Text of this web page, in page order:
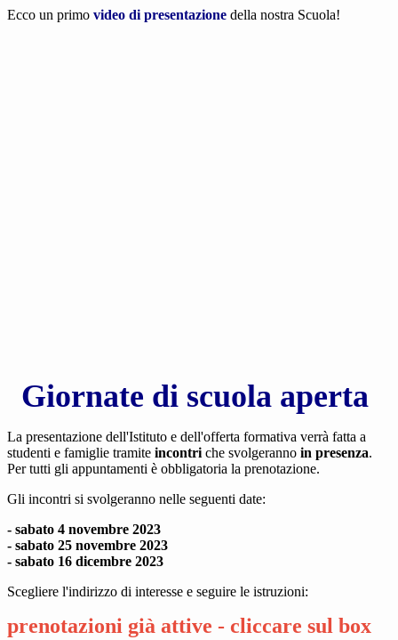
Ecco un primo video di presentazione della nostra Scuola!
Giornate di scuola aperta
La presentazione dell'Istituto e dell'offerta formativa verrà fatta a
studenti e famiglie tramite incontri che svolgeranno in presenza.
Per tutti gli appuntamenti è obbligatoria la prenotazione.
Gli incontri si svolgeranno nelle seguenti date:
- sabato 4 novembre 2023
- sabato 25 novembre 2023
- sabato 16 dicembre 2023
Scegliere l'indirizzo di interesse e seguire le istruzioni:
prenotazioni già attive - cliccare sul box